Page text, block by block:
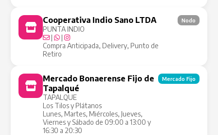
Cooperativa Indio Sano LTDA
PUNTA INDIO
|
|
Compra Anticipada, Delivery, Punto de
Retiro
Nodo
Mercado Bonaerense Fijo de
Tapalqué
TAPALQUE
Los Tilos y Plátanos
Lunes, Martes, Miércoles, Jueves,
Viernes y Sábado de 09:00 a 13:00 y
16:30 a 20:30
Mercado Fijo